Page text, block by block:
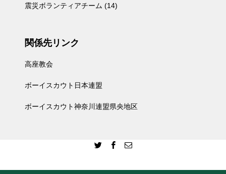
震災ボランティアチーム (14)
関係先リンク
高座教会
ボーイスカウト日本連盟
ボーイスカウト神奈川連盟県央地区